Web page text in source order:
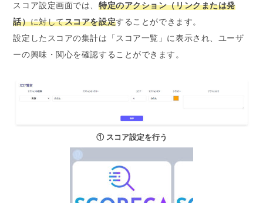
スコア設定画面では、特定のアクション（リンクまたは発
話）に対してスコアを設定することができます。
設定したスコアの集計は「スコア一覧」に表示され、ユーザ
ーの興味・関心を確認することができます。
① スコア設定を行う